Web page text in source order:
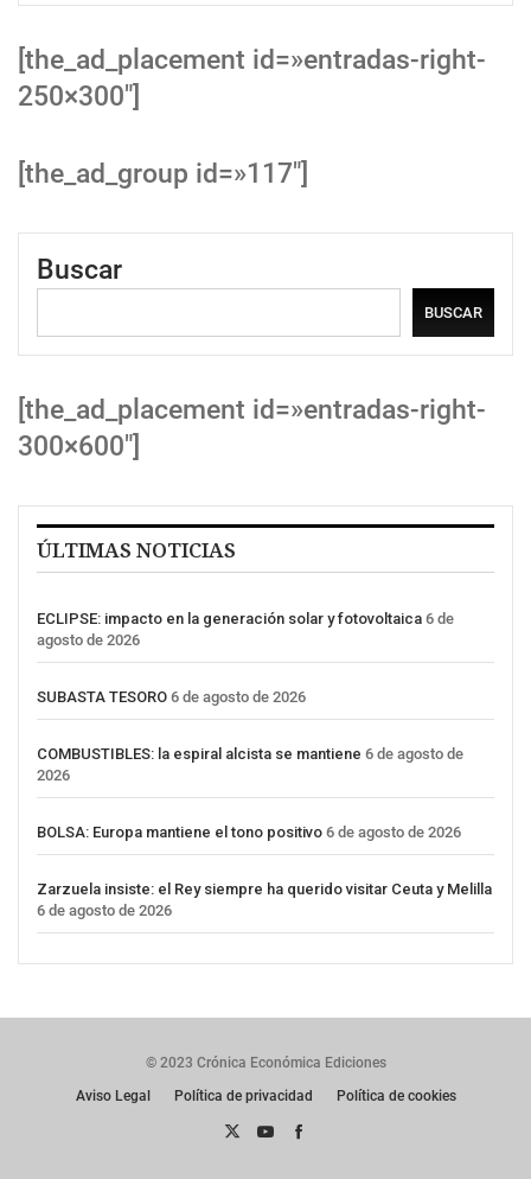
[the_ad_placement id=»entradas-right-
250×300″]
[the_ad_group id=»117″]
Buscar
BUSCAR
[the_ad_placement id=»entradas-right-
300×600″]
ÚLTIMAS NOTICIAS
ECLIPSE: impacto en la generación solar y fotovoltaica 6 de
agosto de 2026
SUBASTA TESORO 6 de agosto de 2026
COMBUSTIBLES: la espiral alcista se mantiene 6 de agosto de
2026
BOLSA: Europa mantiene el tono positivo 6 de agosto de 2026
Zarzuela insiste: el Rey siempre ha querido visitar Ceuta y Melilla
6 de agosto de 2026
© 2023 Crónica Económica Ediciones
Aviso Legal
Política de privacidad Política de cookies